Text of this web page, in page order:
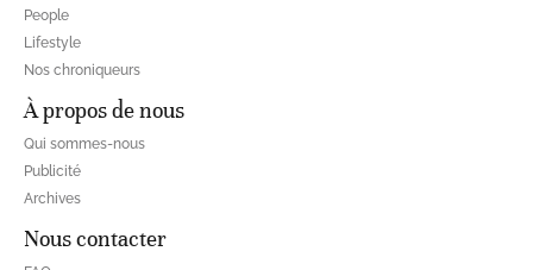
People
Lifestyle
Nos chroniqueurs
À propos de nous
Qui sommes-nous
Publicité
Archives
Nous contacter